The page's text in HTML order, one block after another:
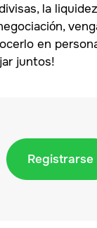
la
en
juntos!
Registrarse